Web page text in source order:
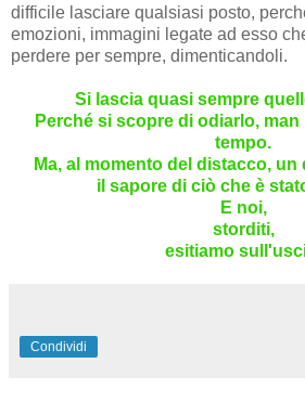
difficile lasciare qualsiasi posto,
emozioni, immagini legate ad esso
perdere per sempre, dimenticandoli.
Si lascia quasi sempre
Perché si scopre di odiarlo, man
tempo.
Ma, al momento del distacco,
il sapore di ciò che è
E noi,
storditi,
esitiamo
Condividi